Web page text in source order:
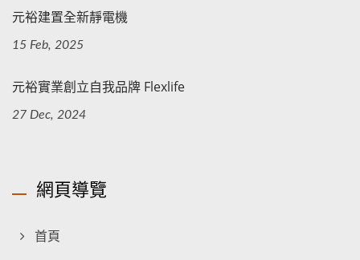
元裕建置全新靜電機
15 Feb, 2025
元裕實業創立自我品牌 Flexlife
27 Dec, 2024
網頁導覽
首頁